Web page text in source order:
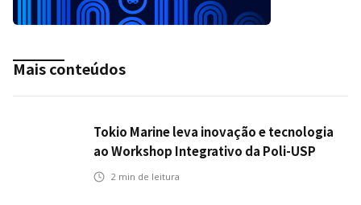
Mais conteúdos
Tokio Marine leva inovação e tecnologia
ao Workshop Integrativo da Poli-USP
2 min de leitura